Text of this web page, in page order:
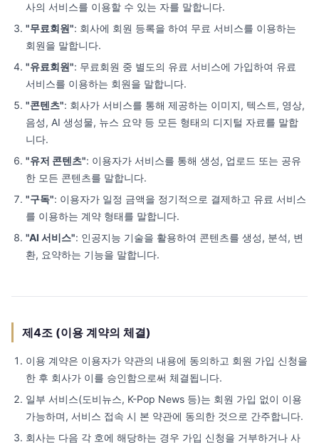
사의 서비스를 이용할 수 있는 자를 말합니다.
"무료회원": 회사에 회원 등록을 하여 무료 서비스를 이용하는
회원을 말합니다.
"유료회원": 무료회원 중 별도의 유료 서비스에 가입하여 유료
서비스를 이용하는 회원을 말합니다.
"콘텐츠": 회사가 서비스를 통해 제공하는 이미지, 텍스트, 영상,
음성, AI 생성물, 뉴스 요약 등 모든 형태의 디지털 자료를 말합
니다.
"유저 콘텐츠": 이용자가 서비스를 통해 생성, 업로드 또는 공유
한 모든 콘텐츠를 말합니다.
"구독": 이용자가 일정 금액을 정기적으로 결제하고 유료 서비스
를 이용하는 계약 형태를 말합니다.
"AI 서비스": 인공지능 기술을 활용하여 콘텐츠를 생성, 분석, 변
환, 요약하는 기능을 말합니다.
제4조 (이용 계약의 체결)
이용 계약은 이용자가 약관의 내용에 동의하고 회원 가입 신청을
한 후 회사가 이를 승인함으로써 체결됩니다.
일부 서비스(도비뉴스, K-Pop News 등)는 회원 가입 없이 이용
가능하며, 서비스 접속 시 본 약관에 동의한 것으로 간주합니다.
회사는 다음 각 호에 해당하는 경우 가입 신청을 거부하거나 사